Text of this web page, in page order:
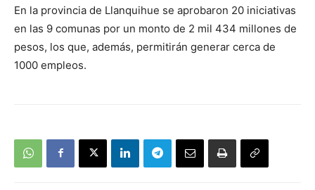
En la provincia de Llanquihue se aprobaron 20 iniciativas
en las 9 comunas por un monto de 2 mil 434 millones de
pesos, los que, además, permitirán generar cerca de
1000 empleos.